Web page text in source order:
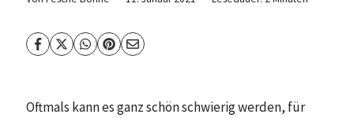
Oftmals kann es ganz schön schwierig werden, für